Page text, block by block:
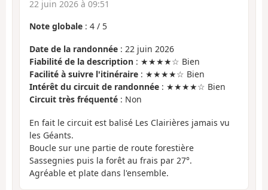
22 juin 2026 à 09:51
Note globale : 4 / 5
Date de la randonnée : 22 juin 2026
Fiabilité de la description : ★★★★☆ Bien
Facilité à suivre l'itinéraire : ★★★★☆ Bien
Intérêt du circuit de randonnée : ★★★★☆ Bien
Circuit très fréquenté : Non
En fait le circuit est balisé Les Clairières jamais vu
les Géants.
Boucle sur une partie de route forestière
Sassegnies puis la forêt au frais par 27°.
Agréable et plate dans l'ensemble.